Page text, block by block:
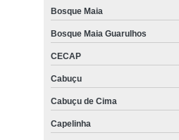
Bosque Maia
Bosque Maia Guarulhos
CECAP
Cabuçu
Cabuçu de Cima
Capelinha